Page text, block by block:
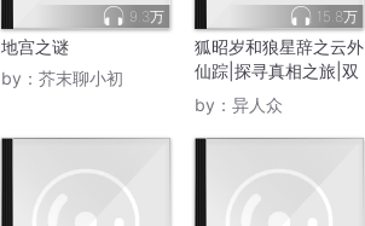
9.3万
地宫之谜
by： 芥末聊小初
15.8万
狐昭岁和狼星辞之云外
仙踪|探寻真相之旅|双
星天契
by： 异人众